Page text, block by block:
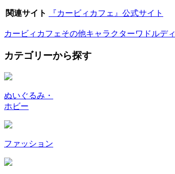
関連サイト 『カービィカフェ』公式サイト
カービィカフェその他キャラクターワドルディ
カテゴリーから探す
ぬいぐるみ・
ホビー
ファッション